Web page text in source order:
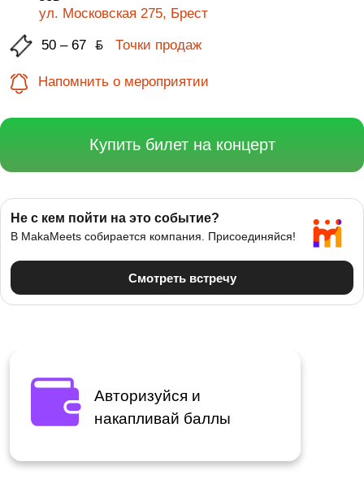
ул. Московская 275, Брест
50 – 67 ƃ Точки продаж
Напомнить о мероприятии
Купить билет на концерт
Авторизуйся и
накапливай баллы